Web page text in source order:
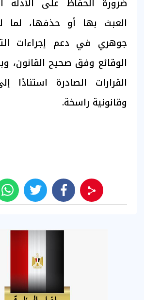
العبث بها أو حذفها، لما
جوهري في دعم إجراءات
الوقائع وفق صحيح القانون،
القرارات الصادرة استنادًا
وقانونية راسخة.